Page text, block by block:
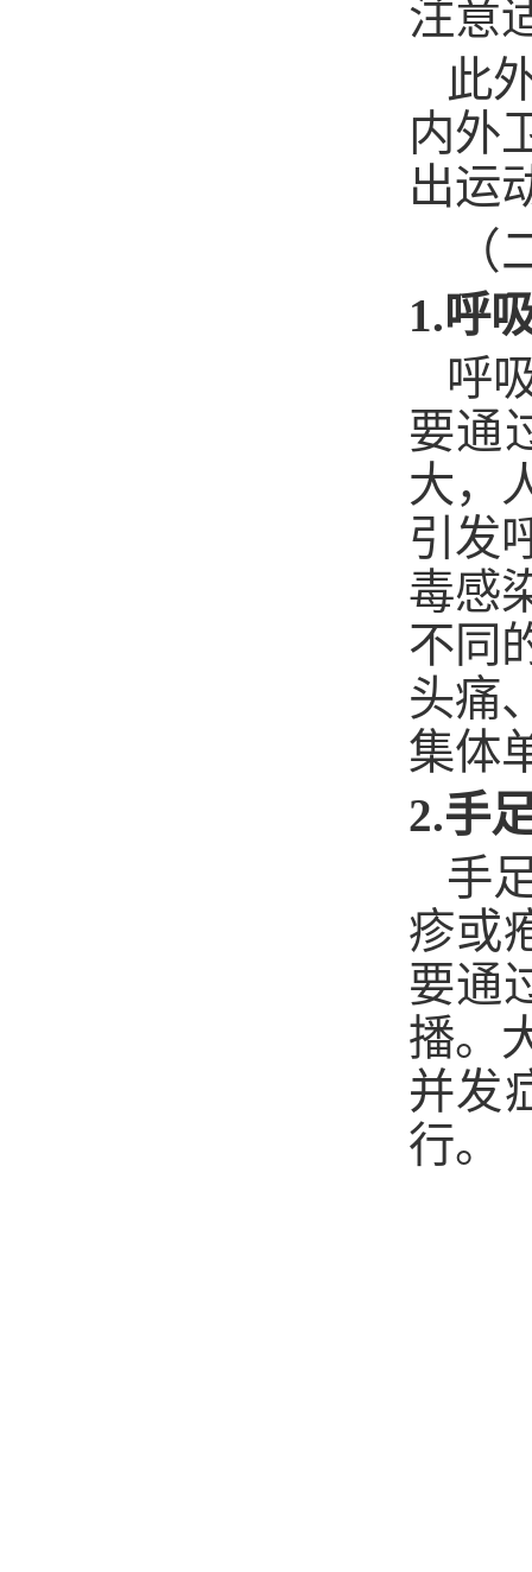
注意
此
内外
出运
（
1.呼
呼
要通
大，
引发
毒感
不同
头痛
集体
2.手
手
疹或
要通
播。
并发
行。